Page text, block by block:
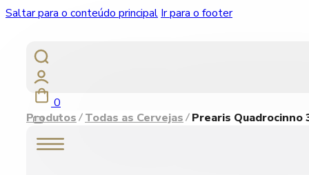
Saltar para o conteúdo principal Ir para o footer
0
Produtos
Todas as Cervejas Prearis Quadrocinno